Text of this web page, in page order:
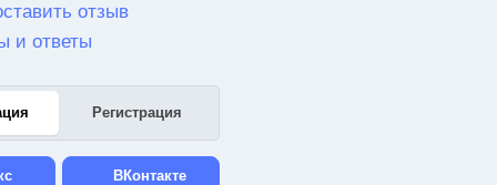
отзыв
и ответы
Регистрация
ВКонтакте